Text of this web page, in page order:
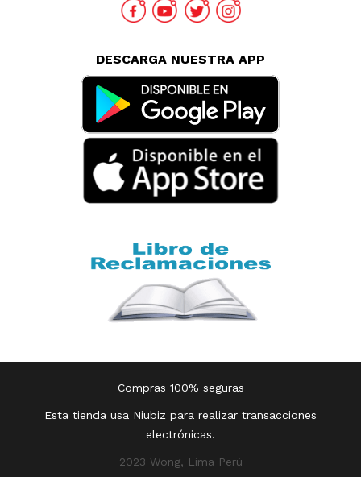
TAMBIÉN TE PUEDE INTERESAR
Nuestras Tiendas
Consultas y Sugerencias
Políticas de Privacidad
Términos y Condiciones
Legales
(511) 613-8888